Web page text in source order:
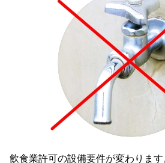
飲食業許可の設備要件が変わります